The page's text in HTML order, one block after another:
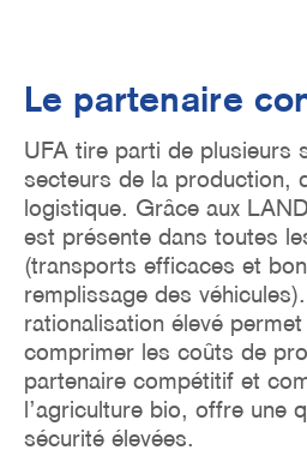
Le partenaire
UFA tire parti de plusieurs
secteurs de la production,
logistique. Grâce aux
est présente dans toutes
(transports efficaces et
remplissage des
rationalisation élevé
comprimer les coûts de
partenaire compétitif et
l’agriculture bio, offre une
sécurité élevées.